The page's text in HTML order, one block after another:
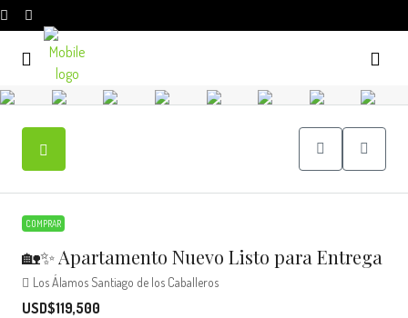
COMPRAR
🏡✨ Apartamento Nuevo Listo para Entrega
Los Álamos Santiago de los Caballeros
USD$119,500